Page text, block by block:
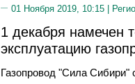
01 Ноября 2019, 10:15 |
1 декабря намечен
эксплуатацию
Газопровод "Сила Сибири"